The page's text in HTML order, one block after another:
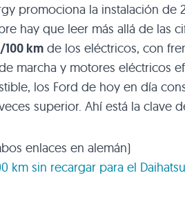
promociona la instalación de
hay que leer más allá de las
km de los eléctricos, con
marcha y motores eléctricos
los Ford de hoy en día
superior. Ahí está la clave
enlaces en alemán)
km sin recargar para el